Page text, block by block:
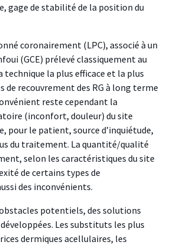
gage de stabilité de la position du
coronairement (LPC), associé à un
(GCE) prélevé classiquement au
technique la plus efficace et la plus
de recouvrement des RG à long terme
reste cependant la
(inconfort, douleur) du site
pour le patient, source d’inquiétude,
du traitement. La quantité/qualité
selon les caractéristiques du site
de certains types de
des inconvénients.
potentiels, des solutions
Les substituts les plus
dermiques acellulaires, les